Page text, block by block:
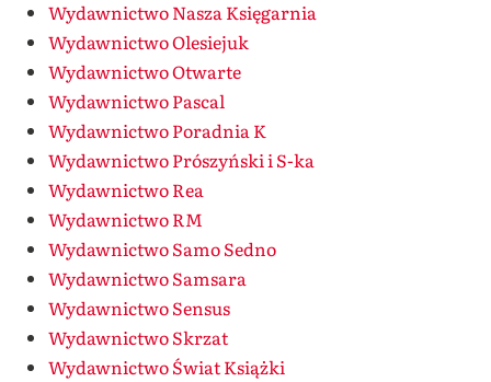
Wydawnictwo Nasza Księgarnia
Wydawnictwo Olesiejuk
Wydawnictwo Otwarte
Wydawnictwo Pascal
Wydawnictwo Poradnia K
Wydawnictwo Prószyński i S-ka
Wydawnictwo Rea
Wydawnictwo RM
Wydawnictwo Samo Sedno
Wydawnictwo Samsara
Wydawnictwo Sensus
Wydawnictwo Skrzat
Wydawnictwo Świat Książki